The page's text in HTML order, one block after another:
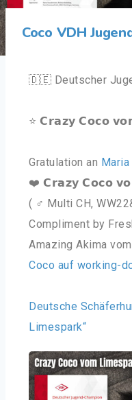
Coco VDH
🇩🇪 Deutscher
⭐ 𝗖𝗿𝗮𝘇𝘆 𝗖𝗼𝗰𝗼
Gratulation an Maria
❤️ 𝗖𝗿𝗮𝘇𝘆 𝗖𝗼𝗰𝗼
( ♂‬ ‬Multi CH,
Compliment by
Amazing Akima
Coco auf working-
Deutsche
Limespark“